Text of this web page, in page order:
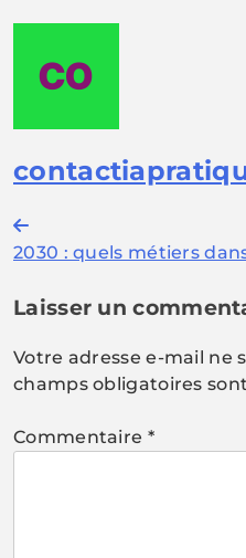
Navigation
de
l’article
2030 : quels métiers
Laisser un
Votre adresse e-mail ne
champs obligatoires
Commentaire *